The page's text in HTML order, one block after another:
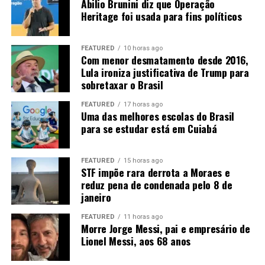
Diante disso, o que favorecerá o mercado será a
manutenção das compras chinesas, o que ainda não é
uma certeza, apesar dos sinais positivos dos últimos
dias.
Fonte:Informativo CEEMA UNIJUÍ, do prof. Dr.
Argemiro Luís Brum¹
1–Professor Titular do PPGDR da UNIJUÍ, doutor em
Economia Internacional pela EHESS de Paris-França,
coordenador, pesquisador e analista de mercado da
CEEMA (FIDENE/UNIJUÍ).
Abilio Brunini diz que Operação
Heritage foi usada para fins políticos
FEATURED 10 horas ago
Com menor desmatamento desde 2016,
Lula ironiza justificativa de Trump para
sobretaxar o Brasil
FEATURED 17 horas ago
Uma das melhores escolas do Brasil
para se estudar está em Cuiabá
FEATURED 15 horas ago
STF impõe rara derrota a Moraes e
reduz pena de condenada pelo 8 de
janeiro
FEATURED 11 horas ago
Morre Jorge Messi, pai e empresário de
Lionel Messi, aos 68 anos